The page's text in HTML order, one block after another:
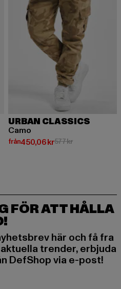
kr
URBAN CLASSICS
Camo
från450,06 kr
Nuvarande pris: Från 450,06 kr
577 krKampanjpris:
FÖR ATT HÅLLA
här och få fra
trender, erbjuda
DefShop via e-post!